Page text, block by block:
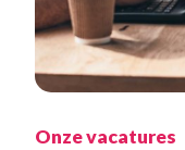
Onze vacatures